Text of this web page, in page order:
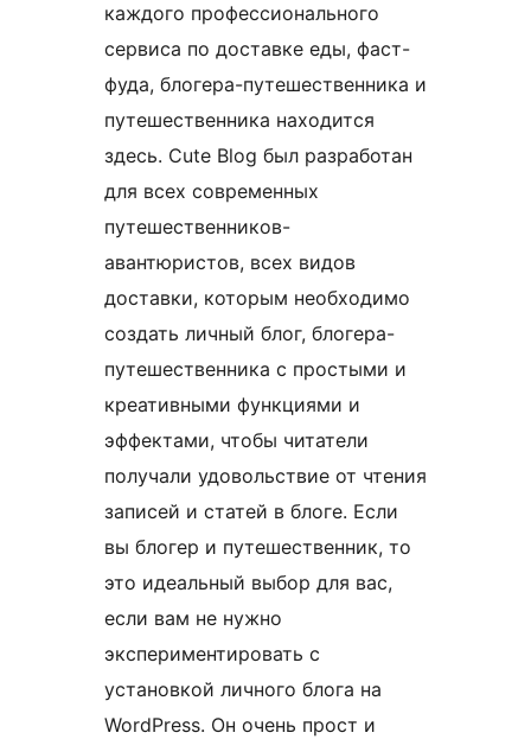
каждого профессионального
сервиса по доставке еды, фаст-
фуда, блогера-путешественника и
путешественника находится
здесь. Cute Blog был разработан
для всех современных
путешественников-
авантюристов, всех видов
доставки, которым необходимо
создать личный блог, блогера-
путешественника с простыми и
креативными функциями и
эффектами, чтобы читатели
получали удовольствие от чтения
записей и статей в блоге. Если
вы блогер и путешественник, то
это идеальный выбор для вас,
если вам не нужно
экспериментировать с
установкой личного блога на
WordPress. Он очень прост и